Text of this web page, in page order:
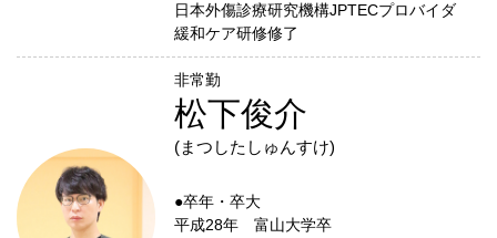
日本外傷診療研究機構JPTECプロバイダ
緩和ケア研修修了
非常勤
松下俊介
(まつしたしゅんすけ)
●卒年・卒大
平成28年 富山大学卒